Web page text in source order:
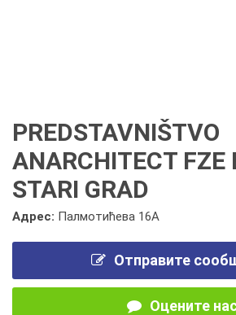
PREDSTAVNIŠTVO
ANARCHITECT FZE
STARI GRAD
Адрес: Палмотићева 16А
Отправите
Оцените